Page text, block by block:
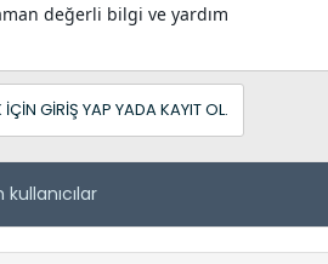
değerli bilgi ve yardım
GIRIŞ YAP YADA KAYIT OL.